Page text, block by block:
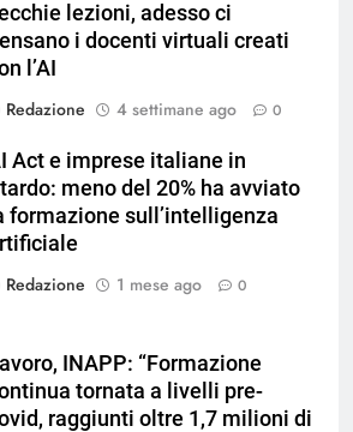
lezioni, adesso ci
i docenti virtuali creati
l’AI
Redazione
4 settimane ago 0
Act e imprese italiane in
meno del 20% ha avviato
formazione sull’intelligenza
Redazione
1 mese ago 0
INAPP: “Formazione
tornata a livelli pre-
raggiunti oltre 1,7 milioni di